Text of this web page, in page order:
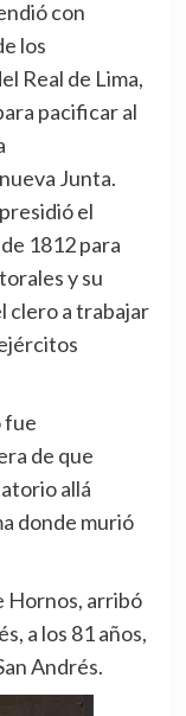
con
los
Real de Lima,
pacificar al
Junta.
el
1812 para
y su
clero a trabajar
fue
de que
allá
donde murió
Hornos, arribó
a los 81 años,
Andrés.